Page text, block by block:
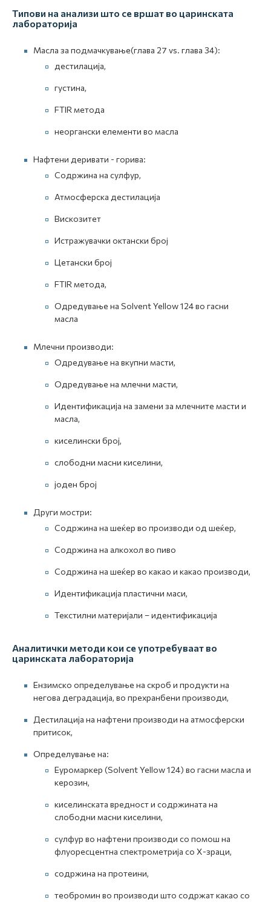
Типови на анализи што се вршат во царинската
лабораторија
Масла за подмачкување(глава 27 vs. глава 34):
дестилација,
густина,
FTIR метода
неоргански елементи во масла
Нафтени деривати - горива:
Содржина на сулфур,
Атмосферска дестилација
Вискозитет
Истражувачки октански број
Цетански број
FTIR метода,
Одредување на Solvent Yellow 124 во гасни
масла
Млечни производи:
Одредување на вкупни масти,
Одредување на млечни масти,
Идентификација на замени за млечните масти и
масла,
киселински број,
слободни масни киселини,
јоден број
Други мостри:
Содржина на шеќер во производи од шеќер,
Содржина на алкохол во пиво
Содржина на шеќер во какао и какао производи,
Идентификација пластични маси,
Текстилни материјали – идентификација
Аналитички методи кои се употребуваат во
царинската лабораторија
Eнзимско определување на скроб и продукти на
негова деградација, во прехранбени производи,
Дестилација на нафтени производи на атмосферски
притисок,
Определување на:
Еуромаркер (Solvent Yellow 124) во гасни масла и
керозин,
киселинската вредност и содржината на
слободни масни киселини,
сулфур во нафтени производи со помош на
флуоресцентна спектрометрија со Х-зраци,
содржина на протеини,
теобромин во производи што содржат какао со